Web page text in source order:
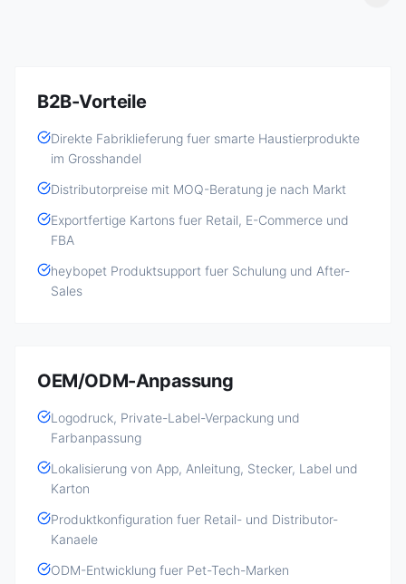
B2B-Vorteile
Direkte Fabriklieferung fuer smarte Haustierprodukte
im Grosshandel
Distributorpreise mit MOQ-Beratung je nach Markt
Exportfertige Kartons fuer Retail, E-Commerce und
FBA
heybopet Produktsupport fuer Schulung und After-
Sales
OEM/ODM-Anpassung
Logodruck, Private-Label-Verpackung und
Farbanpassung
Lokalisierung von App, Anleitung, Stecker, Label und
Karton
Produktkonfiguration fuer Retail- und Distributor-
Kanaele
ODM-Entwicklung fuer Pet-Tech-Marken